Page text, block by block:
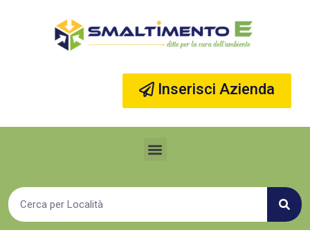
Inserisci Azienda